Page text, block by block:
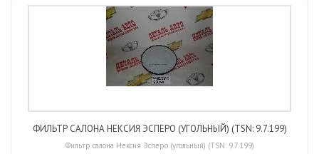
ФИЛЬТР САЛОНА НЕКСИЯ ЭСПЕРО (УГОЛЬНЫЙ) (TSN: 9.7.199)
Фильтр салона Нексия Эсперо (угольный) (TSN: 9.7.199)